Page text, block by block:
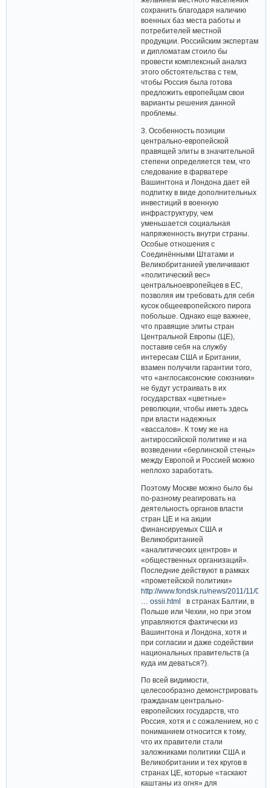
сохранить благодаря наличию
военных баз места работы и
потребителей местной
продукции. Российским экспертам
и дипломатам стоило бы
провести комплексный анализ
этого обстоятельства с тем,
чтобы Россия была готова
предложить европейцам свои
варианты решения данной
проблемы.
3. Особенность позиции
центрально-европейской
правящей элиты в значительной
степени определяется тем, что
следование в фарватере
Вашингтона и Лондона дает ей
подпитку в виде дополнительных
инвестиций в военную
инфраструктуру, чем
уменьшается социальная
напряженность внутри страны.
Особые отношения с
Соединёнными Штатами и
Великобританией увеличивают
«политический вес»
центральноевропейцев в ЕС,
позволяя им требовать для себя
кусок общеевропейского пирога
побольше. Однако еще важнее,
что правящие элиты стран
Центральной Европы (ЦЕ),
поставив себя на службу
интересам США и Британии,
взамен получили гарантии того,
что «англосаксонские союзники»
не будут устраивать в их
государствах «цветные»
революции, чтобы иметь здесь
при власти надежных
«вассалов». К тому же на
антироссийской политике и на
возведении «берлинской стены»
между Европой и Россией можно
неплохо заработать.
Поэтому Москве можно было бы
по-разному реагировать на
деятельность органов власти
стран ЦЕ и на акции
финансируемых США и
Великобританией
«аналитических центров» и
«общественных организаций».
Последние действуют в рамках
«прометейской политики»
http://www.fondsk.ru/news/2011/11/07/
… ossii.html в странах Балтии, в
Польше или Чехии, но при этом
управляются фактически из
Вашингтона и Лондона, хотя и
при согласии и даже содействии
национальных правительств (а
куда им деваться?).
По всей видимости,
целесообразно демонстрировать
гражданам центрально-
европейских государств, что
Россия, хотя и с сожалением, но с
пониманием относится к тому,
что их правители стали
заложниками политики США и
Великобритании и тех кругов в
странах ЦЕ, которые «таскают
каштаны из огня» для